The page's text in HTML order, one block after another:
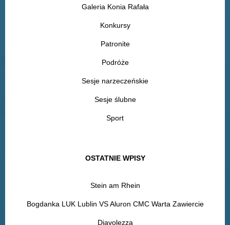
Galeria Konia Rafała
Konkursy
Patronite
Podróże
Sesje narzeczeńskie
Sesje ślubne
Sport
OSTATNIE WPISY
Stein am Rhein
Bogdanka LUK Lublin VS Aluron CMC Warta Zawiercie
Diavolezza